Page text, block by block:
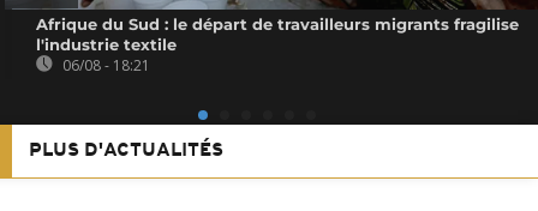
Afrique du Sud : le départ de travailleurs migrants fragilise
l'industrie textile
06/08 - 18:21
PLUS D'ACTUALITÉS